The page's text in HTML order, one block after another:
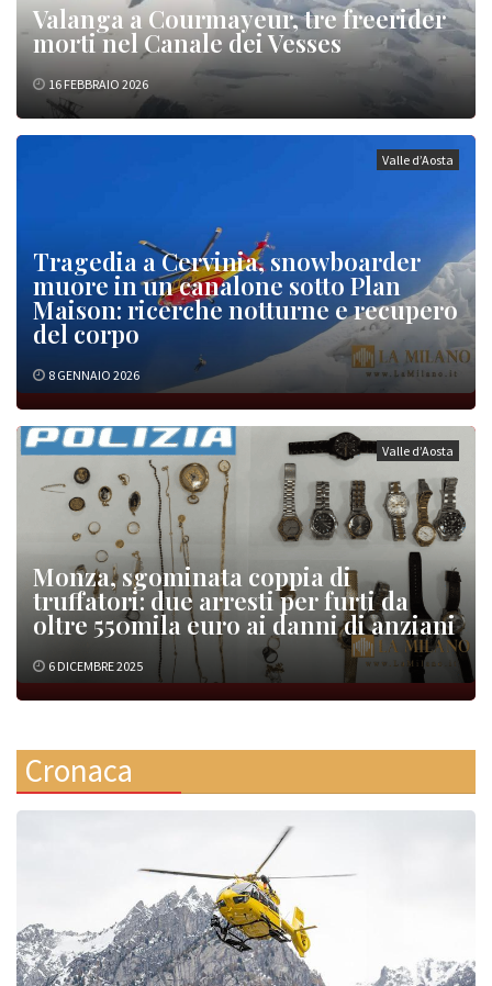
Valanga a Courmayeur, tre freerider
morti nel Canale dei Vesses
16 FEBBRAIO 2026
Valle d’Aosta
Tragedia a Cervinia, snowboarder
muore in un canalone sotto Plan
Maison: ricerche notturne e recupero
del corpo
8 GENNAIO 2026
Valle d’Aosta
Monza, sgominata coppia di
truffatori: due arresti per furti da
oltre 550mila euro ai danni di anziani
6 DICEMBRE 2025
Cronaca